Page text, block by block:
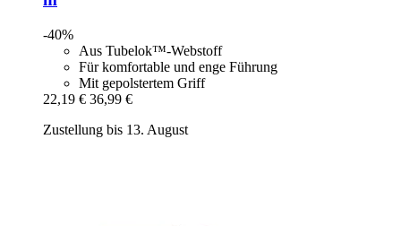
-40%
Aus Tubelok™-Webstoff
Für komfortable und enge Führung
Mit gepolstertem Griff
22,19 € 36,99 €
Zustellung bis 13. August